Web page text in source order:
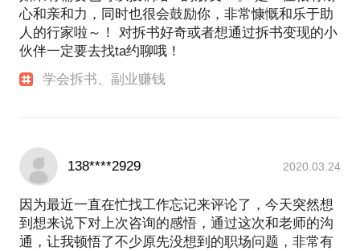
心和亲和力，同时也很会鼓励你，非常慷慨和乐于助
人的行家啦～！ 对拆书好奇或者想通过拆书变现的小
伙伴一定要去找ta约聊哦！
学会拆书、副业赚钱
138****2929 2020.03.24
因为最近一直在忙找工作忘记来评论了，今天突然想
到想来说下对上次咨询的感悟，通过这次和老师的沟
通，让我顿悟了不少原先没想到的职场问题，非常有